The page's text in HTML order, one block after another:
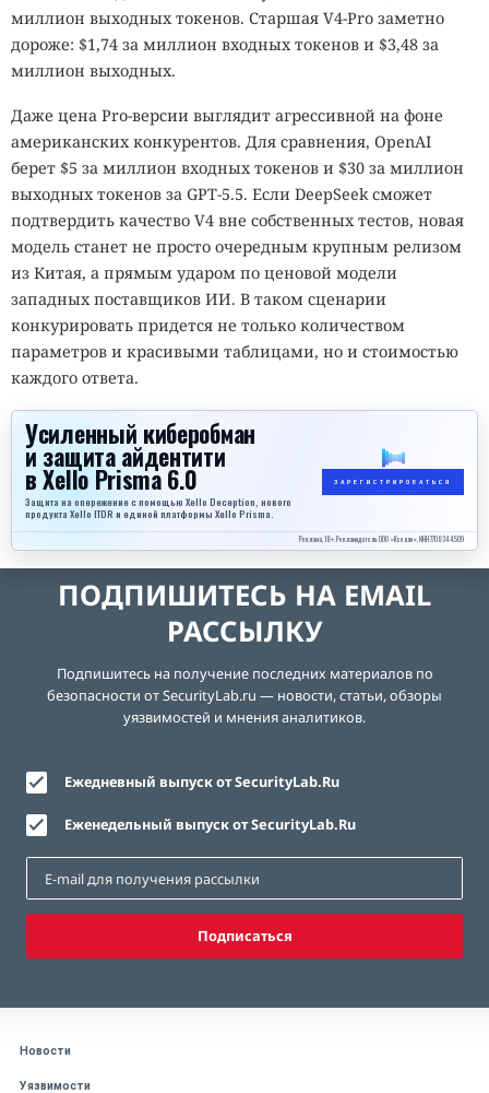
миллион выходных токенов. Старшая V4-Pro заметно
дороже: $1,74 за миллион входных токенов и $3,48 за
миллион выходных.
Даже цена Pro-версии выглядит агрессивной на фоне
американских конкурентов. Для сравнения, OpenAI
берет $5 за миллион входных токенов и $30 за миллион
выходных токенов за GPT-5.5. Если DeepSeek сможет
подтвердить качество V4 вне собственных тестов, новая
модель станет не просто очередным крупным релизом
из Китая, а прямым ударом по ценовой модели
западных поставщиков ИИ. В таком сценарии
конкурировать придется не только количеством
параметров и красивыми таблицами, но и стоимостью
каждого ответа.
Усиленный киберобман
и защита айдентити
в Xello Prisma 6.0
Защита на опережение с помощью Xello Deception, нового
продукта Xello ITDR и единой платформы Xello Prisma.
ЗАРЕГИСТРИРОВАТЬСЯ
Реклама, 18+. Рекламодатель ООО «Кселло», ИНН 7708344509
ПОДПИШИТЕСЬ НА EMAIL
РАССЫЛКУ
Подпишитесь на получение последних материалов по
безопасности от SecurityLab.ru — новости, статьи, обзоры
уязвимостей и мнения аналитиков.
Ежедневный выпуск от SecurityLab.Ru
Еженедельный выпуск от SecurityLab.Ru
Подписаться
Новости
Уязвимости